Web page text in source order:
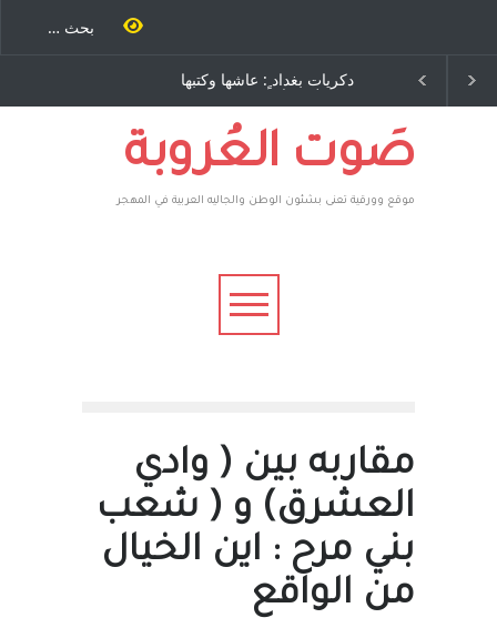
المستمر - قلم : راسم
دكريات بغداد ٍ: عاشها وكتبها
:وليد رباح – نيوجرسي –
الولايات المتحدة الامريكية
كتب
يقهر
صَوت العُروبة
موقع وورقية تعنى بشئون الوطن والجاليه العربية في المهجر
مقاربه بين ( وادي
العشرق) و ( شعب
بني مرح : اين الخيال
من الواقع